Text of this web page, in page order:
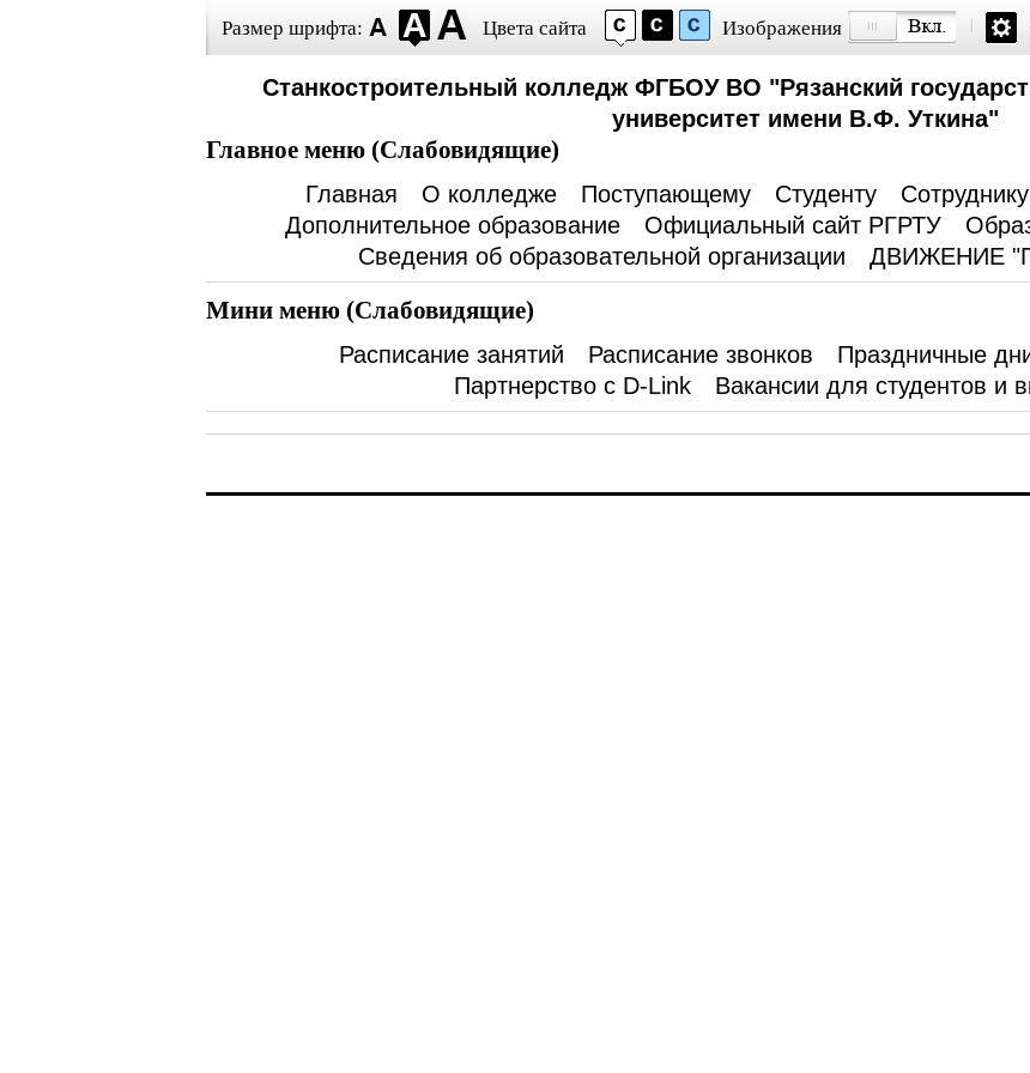
Размер шрифта: Цвета сайта Изображения
Станкостроительный колледж ФГБОУ ВО "Рязанский
университет имени В.Ф. Уткина"
Главное меню (Слабовидящие)
Главная О колледже Поступающему Студенту Сотруднику
Дополнительное образование
Официальный сайт РГРТУ
Сведения об образовательной организации
ДВИЖЕНИЕ
Мини меню (Слабовидящие)
Расписание занятий Расписание звонков Праздничные
Партнерство с D-Link
Вакансии для студентов и